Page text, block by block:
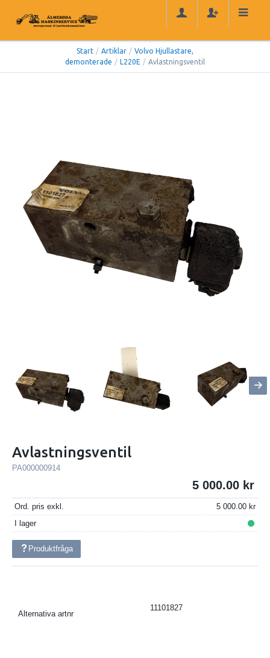
Start / Artiklar / Volvo Hjullastare,
demonterade / L220E / Avlastningsventil
Avlastningsventil
PA000000914
5 000.00
Ord. pris exkl.
5 000.00
I lager
Produktfråga
Alternativa artnr
11101827